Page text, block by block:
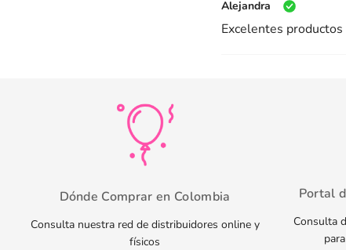
Alejandra
Excelentes
Dónde Comprar en Colombia
Consulta nuestra red de distribuidores online y
físicos
Portal
Consulta